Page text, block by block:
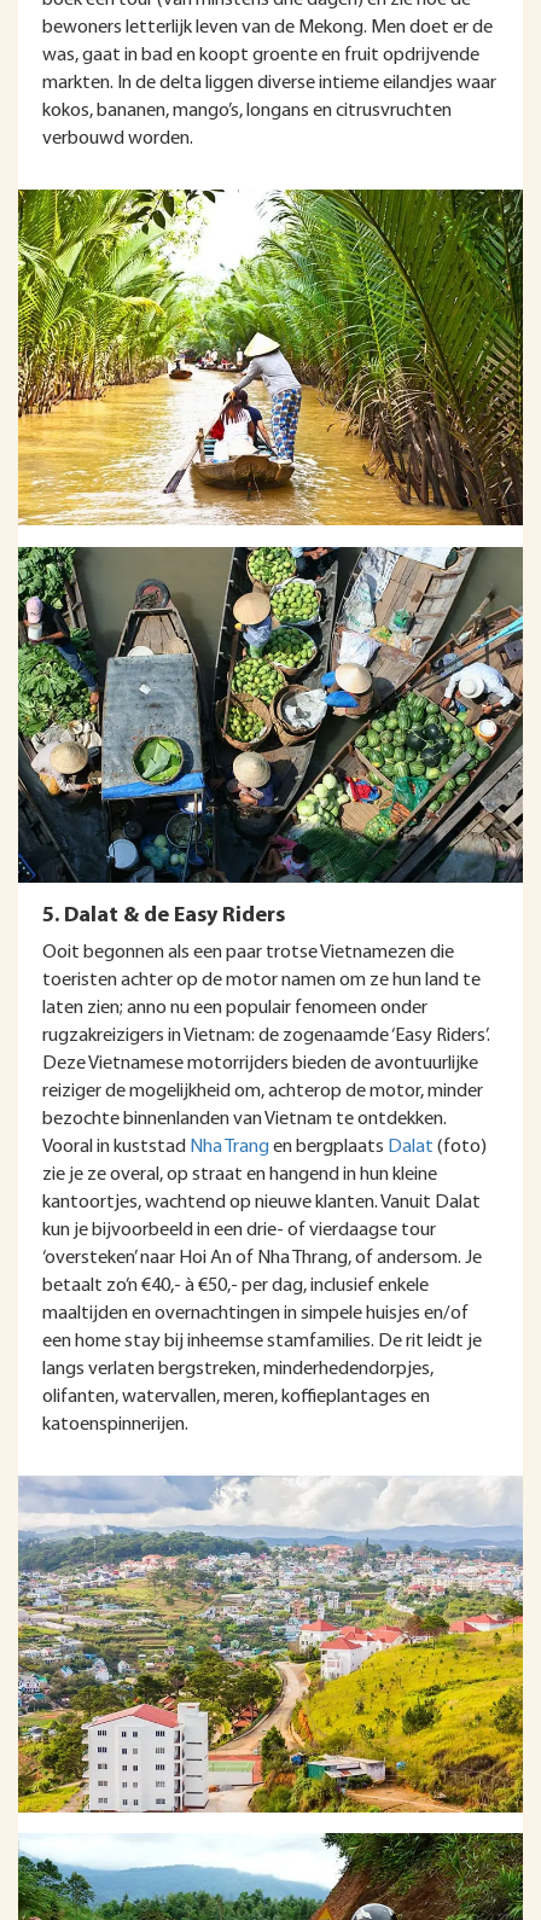
bewoners letterlijk leven van de Mekong. Men doet er de
was, gaat in bad en koopt groente en fruit opdrijvende
markten. In de delta liggen diverse intieme eilandjes waar
kokos, bananen, mango’s, longans en citrusvruchten
verbouwd worden.
5. Dalat & de Easy Riders
Ooit begonnen als een paar trotse Vietnamezen die
toeristen achter op de motor namen om ze hun land te
laten zien; anno nu een populair fenomeen onder
rugzakreizigers in Vietnam: de zogenaamde ‘Easy Riders’.
Deze Vietnamese motorrijders bieden de avontuurlijke
reiziger de mogelijkheid om, achterop de motor, minder
bezochte binnenlanden van Vietnam te ontdekken.
Vooral in kuststad Nha Trangen bergplaats Dalat (foto)
zie je ze overal, op straat en hangend in hun kleine
kantoortjes, wachtend op nieuwe klanten. Vanuit Dalat
kun je bijvoorbeeld in een drie- of vierdaagse tour
‘oversteken’ naar Hoi An of Nha Thrang, of andersom. Je
betaalt zo’n €40,- à €50,- per dag, inclusief enkele
maaltijden en overnachtingen in simpele huisjes en/of
een home stay bij inheemse stamfamilies. De rit leidt je
langs verlaten bergstreken, minderhedendorpjes,
olifanten, watervallen, meren, koffieplantages en
katoenspinnerijen.